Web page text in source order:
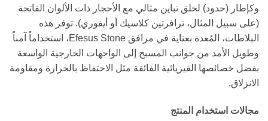
وكإطار (حدود) لخلق تباين مثالي مع الأحجار ذات الألوان الفاتحة
(على سبيل المثال، ترافرتين كلاسيك أو أيفوري). توفر هذه
البلاطات، المُعدة بعناية في مرافق Efesus Stone، استخداماً آمناً
وطويل الأمد من جوانب المسبح إلى الواجهات الخارجية الواسعة
بفضل خصائصها الفيزيائية الفائقة مثل الاحتفاظ بالحرارة ومقاومة
الانزلاق.
مجالات استخدام المنتج